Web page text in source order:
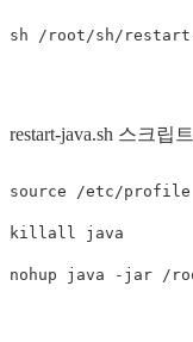
restart-java.sh 스크립
source /etc/profile
killall java